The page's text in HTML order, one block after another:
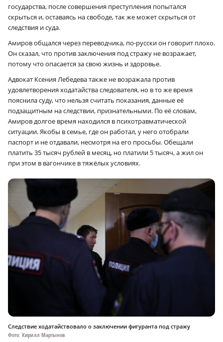
государства, после совершения преступления попытался
скрыться и, оставаясь на свободе, так же может скрыться от
следствия и суда.
Амиров общался через переводчика, по-русски он говорит плохо.
Он сказал, что против заключения под стражу не возражает,
потому что опасается за свою жизнь и здоровье.
Адвокат Ксения Лебедева также не возражала против
удовлетворения ходатайства следователя, но в то же время
пояснила суду, что нельзя считать показания, данные её
подзащитным на следствии, признательными. По её словам,
Амиров долгое время находился в психотравматической
ситуации. Якобы в семье, где он работал, у него отобрали
паспорт и не отдавали, несмотря на его просьбы. Обещали
платить 35 тысяч рублей в месяц, но платили 5 тысяч, а жил он
при этом в вагончике в тяжёлых условиях.
Следствие ходатайствовало о заключении фигуранта под стражу
Фото: Кирилл Мартынов